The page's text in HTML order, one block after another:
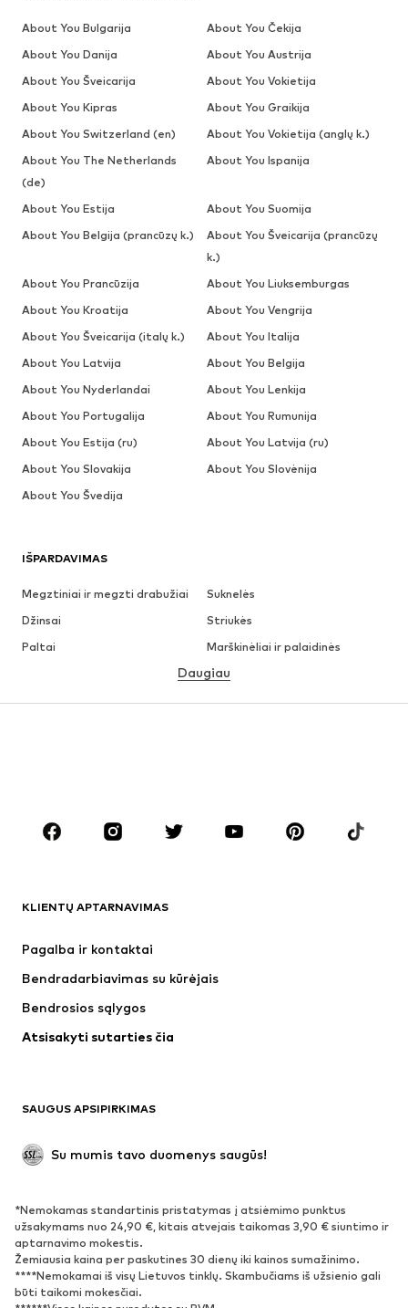
IŠPARDAVIMAS
Megztiniai ir megzti drabužiai
Suknelės
Džinsai
Striukės
Paltai
Marškinėliai ir palaidinės
Apatiniai
Aksesuarai
Premium
Naujienos
Marškinėliai ir palaidinės
Striukės
Megztiniai ir megzti drabužiai
Apatiniai
Paltai
Proginiai
Išskirtiniai
BATAI
Naujienos
Sportbačiai
Aulinukai
Batai su kulniukais
Auliniai batai
Daugiau
KLIENTŲ APTARNAVIMAS
Pagalba ir kontaktai
Bendradarbiavimas su kūrėjais
Bendrosios sąlygos
Atsisakyti sutarties čia
SAUGUS APSIPIRKIMAS
Su mumis tavo duomenys saugūs!
*Nemokamas standartinis pristatymas į atsiėmimo punktus
užsakymams nuo 24,90 €, kitais atvejais taikomas 3,90 € siuntimo ir
aptarnavimo mokestis.
Žemiausia kaina per paskutines 30 dienų iki kainos sumažinimo.
****Nemokamai iš visų Lietuvos tinklų. Skambučiams iš užsienio gali
būti taikomi mokesčiai.
About You Bulgarija
About You Čekija
About You Danija
About You Austrija
About You Šveicarija
About You Vokietija
About You Kipras
About You Graikija
About You Switzerland (en)
About You Vokietija (anglų k.)
About You The Netherlands
(de)
About You Ispanija
About You Estija
About You Suomija
About You Belgija (prancūzų k.)
About You Šveicarija (prancūzų
k.)
About You Prancūzija
About You Liuksemburgas
About You Kroatija
About You Vengrija
About You Šveicarija (italų k.)
About You Italija
About You Latvija
About You Belgija
About You Nyderlandai
About You Lenkija
About You Portugalija
About You Rumunija
About You Estija (ru)
About You Latvija (ru)
About You Slovakija
About You Slovėnija
About You Švedija